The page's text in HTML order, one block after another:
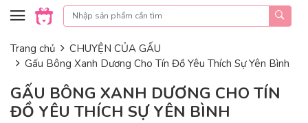
Skip to content
Trang chủ
CHUYỆN CỦA GẤU
Gấu Bông Xanh Dương Cho Tín Đồ Yêu Thích Sự Yên Bình
GẤU BÔNG XANH DƯƠNG CHO TÍN
ĐỒ YÊU THÍCH SỰ YÊN BÌNH